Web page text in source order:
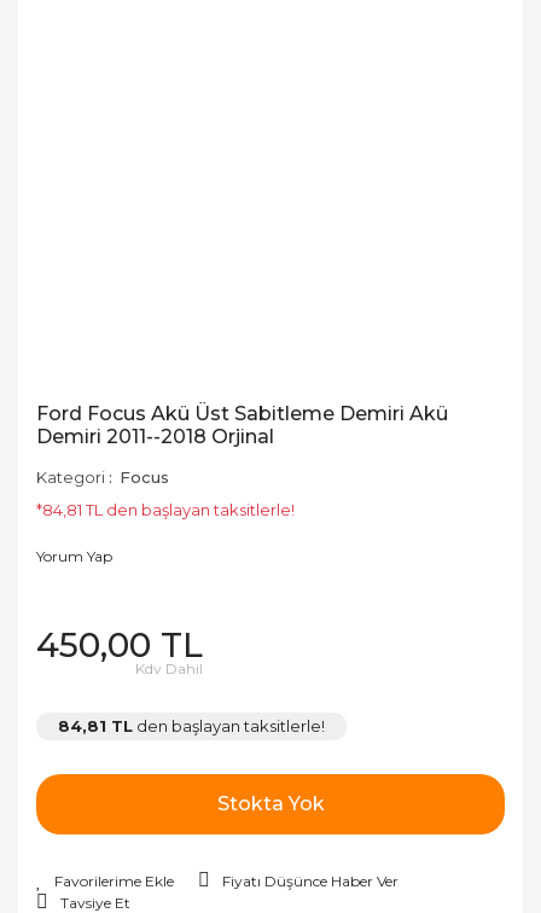
Ford Focus Akü Üst Sabitleme Demiri Akü
Demiri 2011--2018 Orjinal
Kategori
Focus
*84,81 TL den başlayan taksitlerle!
Yorum Yap
450,00 TL
Kdv Dahil
84,81 TL den başlayan taksitlerle!
Stokta Yok
Fiyatı Düşünce Haber Ver
Tavsiye Et